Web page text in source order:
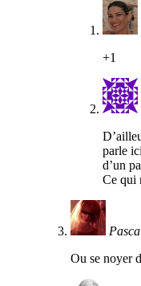
+1
parle
d’un
Ce qui
Ou se noyer